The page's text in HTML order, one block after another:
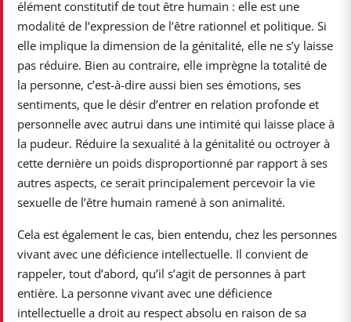
élément constitutif de tout être humain : elle est une
modalité de l’expression de l’être rationnel et politique. Si
elle implique la dimension de la génitalité, elle ne s’y laisse
pas réduire. Bien au contraire, elle imprègne la totalité de
la personne, c’est-à-dire aussi bien ses émotions, ses
sentiments, que le désir d’entrer en relation profonde et
personnelle avec autrui dans une intimité qui laisse place à
la pudeur. Réduire la sexualité à la génitalité ou octroyer à
cette dernière un poids disproportionné par rapport à ses
autres aspects, ce serait principalement percevoir la vie
sexuelle de l’être humain ramené à son animalité.
Cela est également le cas, bien entendu, chez les personnes
vivant avec une déficience intellectuelle. Il convient de
rappeler, tout d’abord, qu’il s’agit de personnes à part
entière. La personne vivant avec une déficience
intellectuelle a droit au respect absolu en raison de sa